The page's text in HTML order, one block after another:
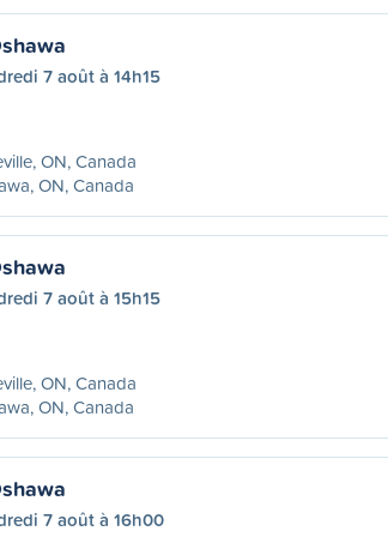
7 août à 14h15
ON, Canada
ON, Canada
7 août à 15h15
ON, Canada
ON, Canada
7 août à 16h00